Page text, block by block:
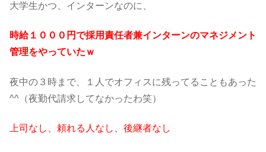
大学生かつ、インターンなのに、
時給１０００円で採用責任者兼インターンのマネジメント
管理をやっていたｗ
夜中の３時まで、１人でオフィスに残ってることもあった
^^（夜勤代請求してなかったわ笑）
上司なし、頼れる人なし、後継者なし